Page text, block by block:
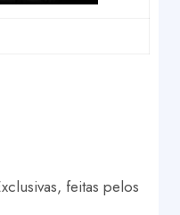
feitas pelos